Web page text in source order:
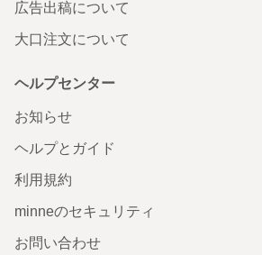
広告出稿について
大口注文について
ヘルプセンター
お知らせ
ヘルプとガイド
利用規約
minneのセキュリティ
お問い合わせ